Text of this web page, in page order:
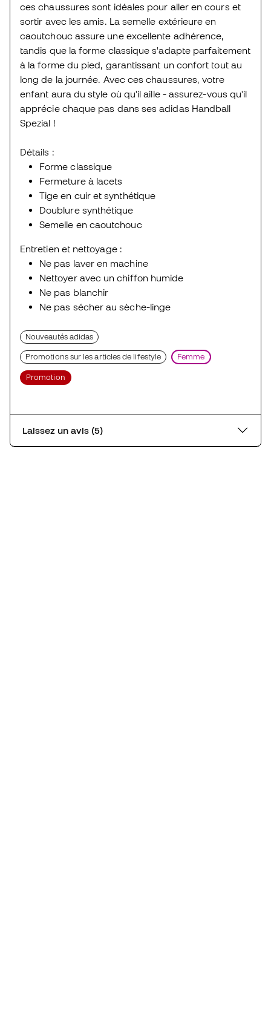
ces chaussures sont idéales pour aller en cours et
sortir avec les amis. La semelle extérieure en
caoutchouc assure une excellente adhérence,
tandis que la forme classique s'adapte parfaitement
à la forme du pied, garantissant un confort tout au
long de la journée. Avec ces chaussures, votre
enfant aura du style où qu'il aille - assurez-vous qu'il
apprécie chaque pas dans ses adidas Handball
Spezial !
Détails :
Forme classique
Fermeture à lacets
Tige en cuir et synthétique
Doublure synthétique
Semelle en caoutchouc
Entretien et nettoyage :
Ne pas laver en machine
Nettoyer avec un chiffon humide
Ne pas blanchir
Ne pas sécher au sèche-linge
Nouveautés adidas
Promotions sur les articles de lifestyle Femme
Promotion
Laissez un avis (5)